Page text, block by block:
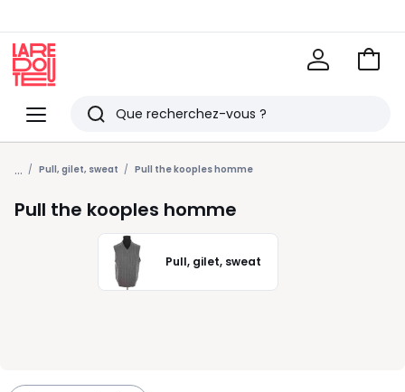
Menu
Redoute
Rechercher
Derniers
articles
vus
Voir
... Pull, gilet, sweat Pull the kooples homme
Pull the kooples homme
Pull, gilet, sweat